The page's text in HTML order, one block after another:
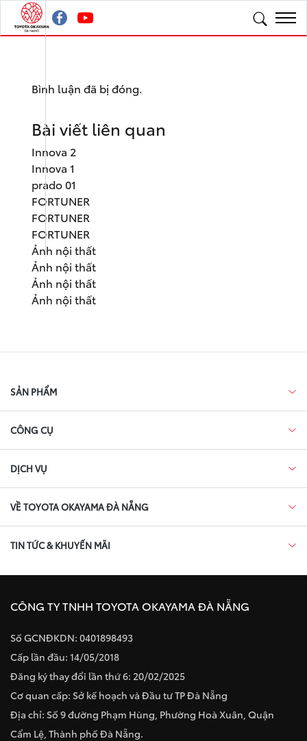
Bình luận đã bị đóng.
Bài viết liên quan
Innova 2
Innova 1
prado 01
FORTUNER
FORTUNER
FORTUNER
Ảnh nội thất
Ảnh nội thất
Ảnh nội thất
Ảnh nội thất
SẢN PHẨM
CÔNG CỤ
DỊCH VỤ
VỀ TOYOTA OKAYAMA ĐÀ NẴNG
TIN TỨC & KHUYẾN MÃI
CÔNG TY TNHH TOYOTA OKAYAMA ĐÀ NẴNG
Số GCNĐKDN: 0401898493
Cấp lần đầu: 14/05/2018
Đăng ký thay đổi lần thứ 6: 20/02/2025
Cơ quan cấp: Sở kế hoạch và Đầu tư TP Đà Nẵng
Địa chỉ: Số 9 đường Phạm Hùng, Phường Hoà Xuân, Quận
Cẩm Lệ, Thành phố Đà Nẵng.